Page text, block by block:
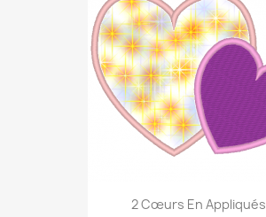
2 Cœurs En Appliqués